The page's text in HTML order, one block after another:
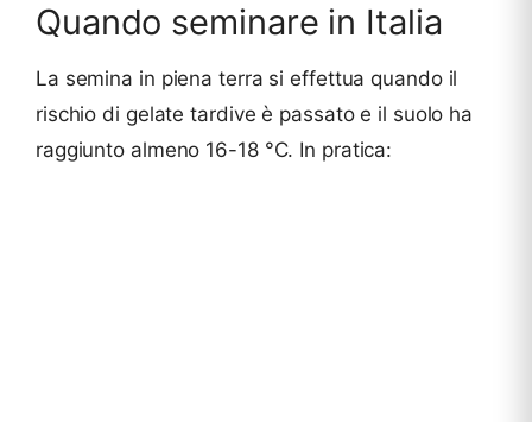
Quando seminare in Italia
La semina in piena terra si effettua quando il
rischio di gelate tardive è passato e il suolo ha
raggiunto almeno 16-18 °C. In pratica: